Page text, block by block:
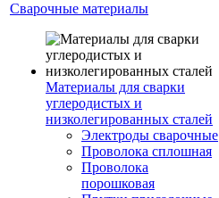
Сварочные материалы
Материалы для сварки
углеродистых и
низколегированных сталей
Электроды сварочные
Проволока сплошная
Проволока
порошковая